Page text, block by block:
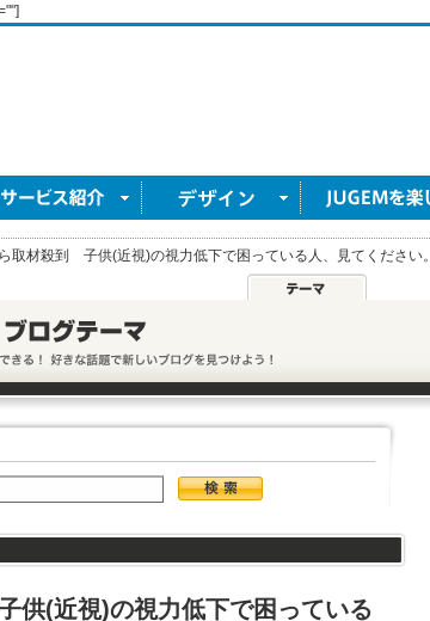
取材殺到 子供(近視)の視力低下で困っている人、見てください。
供(近視)の視力低下で困っている